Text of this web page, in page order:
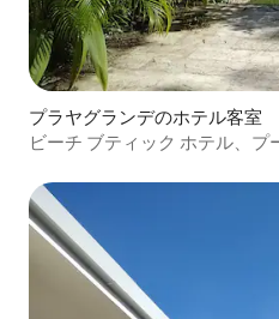
プラヤグランデのホテル客室
ビーチ ブティック ホテル、プ